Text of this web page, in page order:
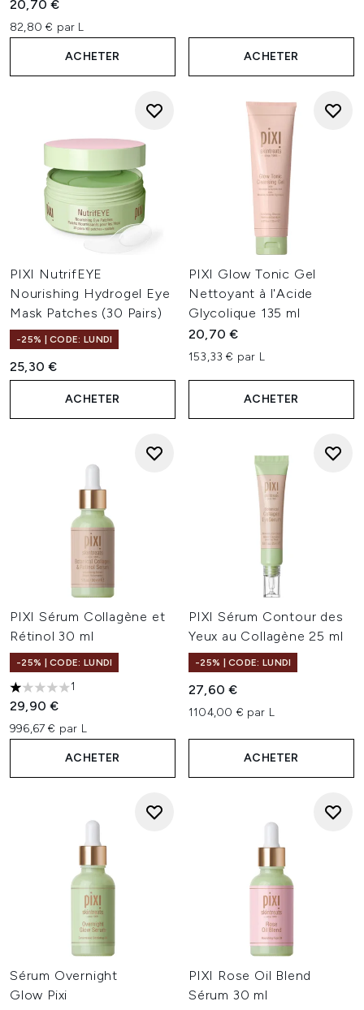
20,70 €
82,80 € par L
ACHETER ACHETER
PIXI NutrifEYE
Nourishing Hydrogel Eye
Mask Patches (30 Pairs)
-25% | CODE: LUNDI
25,30 €
ACHETER
PIXI Glow Tonic Gel
Nettoyant à l'Acide
Glycolique 135 ml
20,70 €
153,33 € par L
ACHETER
PIXI Sérum Collagène et
Rétinol 30 ml
-25% | CODE: LUNDI
1 étoiles sur un maximum de 5
1
29,90 €
996,67 € par L
ACHETER
PIXI Sérum Contour des
Yeux au Collagène 25 ml
-25% | CODE: LUNDI
27,60 €
1104,00 € par L
ACHETER
Sérum Overnight
Glow Pixi
PIXI Rose Oil Blend
Sérum 30 ml